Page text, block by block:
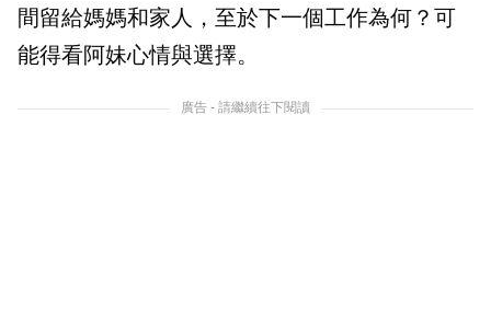
間留給媽媽和家人，至於下一個工作為何？可
能得看阿妹心情與選擇。
廣告 - 請繼續往下閱讀